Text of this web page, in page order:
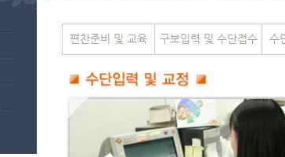
편찬준비 및 교육 구보입력 및 수단접수 수